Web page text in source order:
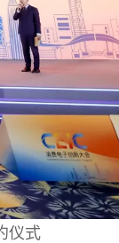
仪式